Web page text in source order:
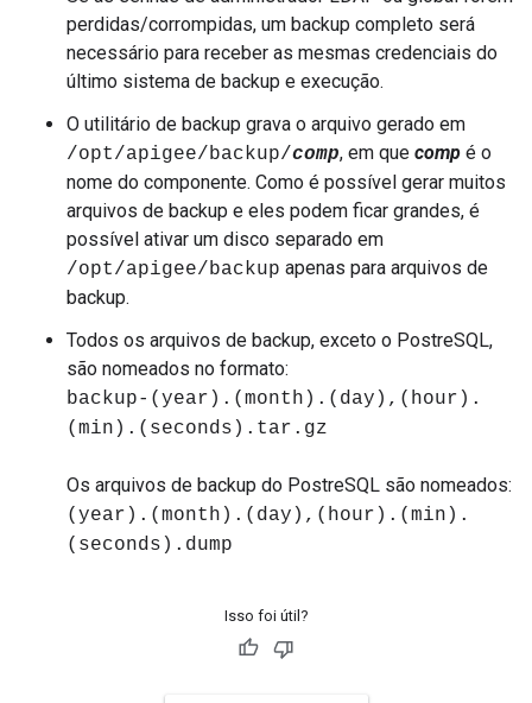
perdidas/corrompidas, um backup completo será
necessário para receber as mesmas credenciais do
último sistema de backup e execução.
O utilitário de backup grava o arquivo gerado em
/opt/apigee/backup/comp, em que comp é o
nome do componente. Como é possível gerar muitos
arquivos de backup e eles podem ficar grandes, é
possível ativar um disco separado em
/opt/apigee/backup apenas para arquivos de
backup.
Todos os arquivos de backup, exceto o PostreSQL,
são nomeados no formato:
backup-(year).(month).(day),(hour).
(min).(seconds).tar.gz
Os arquivos de backup do PostreSQL são nomeados:
(year).(month).(day),(hour).(min).
(seconds).dump
Isso foi útil?